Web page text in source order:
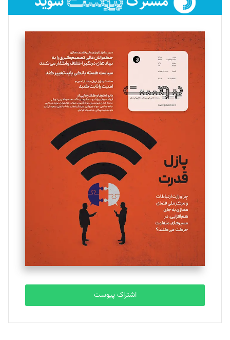
فائزه فتحی رستمی
تحریریه
سروش کرمیان
تحریریه
مینا پاکدل
یسنا امان‌پور
تحریریه
ملینا جعفری
تحریریه
مصطفی مسجدی آرانی
تحریریه
بابک نقاش
تحریریه
اشتراک پیوست